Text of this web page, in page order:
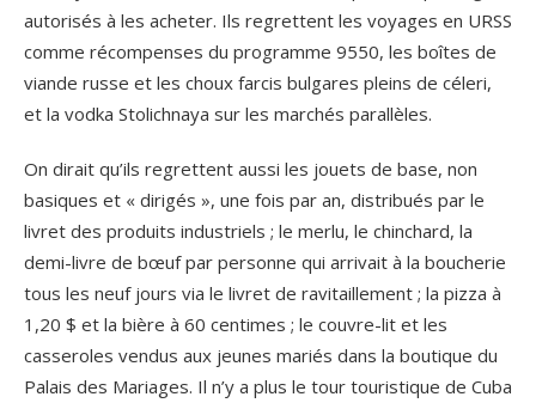
autorisés à les acheter. Ils regrettent les voyages en URSS
comme récompenses du programme 9550, les boîtes de
viande russe et les choux farcis bulgares pleins de céleri,
et la vodka Stolichnaya sur les marchés parallèles.
On dirait qu’ils regrettent aussi les jouets de base, non
basiques et « dirigés », une fois par an, distribués par le
livret des produits industriels ; le merlu, le chinchard, la
demi-livre de bœuf par personne qui arrivait à la boucherie
tous les neuf jours via le livret de ravitaillement ; la pizza à
1,20 $ et la bière à 60 centimes ; le couvre-lit et les
casseroles vendus aux jeunes mariés dans la boutique du
Palais des Mariages. Il n’y a plus le tour touristique de Cuba